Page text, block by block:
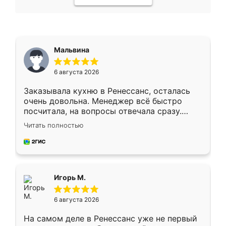
Мальвина
6 августа 2026
Заказывала кухню в Ренессанс, осталась
очень довольна. Менеджер всё быстро
посчитала, на вопросы отвечала сразу.
Замерщик приехал в субботу, подошёл к
делу со всей ответственностью. Собрали
за день, ребята работали аккуратно, даже
Читать полностью
Игорь М.
6 августа 2026
На самом деле в Ренессанс уже не первый